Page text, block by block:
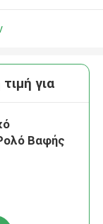
για
Βαφής